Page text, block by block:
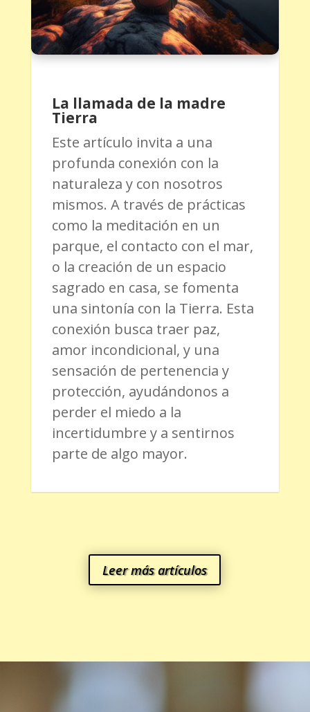
La llamada de la madre
Tierra
Este artículo invita a una
profunda conexión con la
naturaleza y con nosotros
mismos. A través de prácticas
como la meditación en un
parque, el contacto con el mar,
o la creación de un espacio
sagrado en casa, se fomenta
una sintonía con la Tierra. Esta
conexión busca traer paz,
amor incondicional, y una
sensación de pertenencia y
protección, ayudándonos a
perder el miedo a la
incertidumbre y a sentirnos
parte de algo mayor.
Leer más artículos